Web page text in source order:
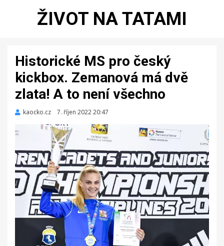
ŽIVOT NA TATAMI
Historické MS pro český
kickbox. Zemanová má dvě
zlata! A to není všechno
kaocko.cz
Zveřejněno
7. říjen 2022 20:47